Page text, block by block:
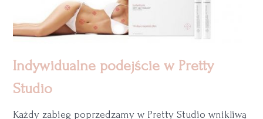
Indywidualne podejście w Pretty
Studio
Każdy zabieg poprzedzamy w Pretty Studio wnikliwą